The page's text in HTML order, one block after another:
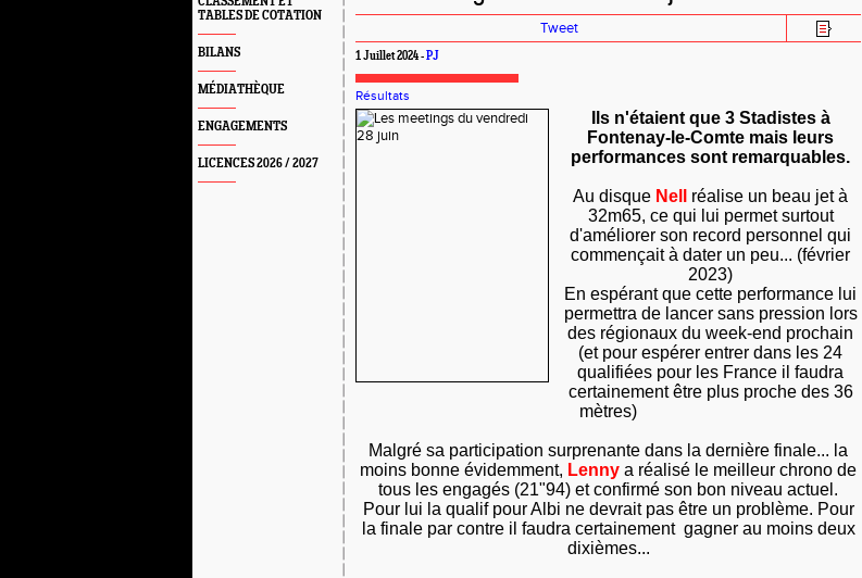
TABLES DE COTATION
BILANS
MÉDIATHÈQUE
ENGAGEMENTS
LICENCES 2026 / 2027
Tweet
1 Juillet 2024 -PJ
Résultats
Ils n'étaient que 3 Stadistes à
Fontenay-le-Comte mais leurs
performances sont remarquables.
Au disque Nell
réalise un beau jet à
32m65, ce qui lui permet surtout
d'améliorer son record personnel qui
commençait à dater un peu... (février
2023)
En espérant que cette performance lui
permettra de lancer sans pression lors
des régionaux du week-end prochain
(et pour espérer entrer dans les 24
qualifiées pour les France il faudra
certainement être plus proche des 36
mètres)
Malgré sa participation surprenante dans la dernière finale... la
moins bonne évidemment, Lenny a réalisé le meilleur chrono de
tous les engagés (21"94) et confirmé son bon niveau actuel.
Pour lui la qualif pour Albi ne devrait pas être un problème. Pour
la finale par contre il faudra certainement gagner au moins deux
dixièmes...